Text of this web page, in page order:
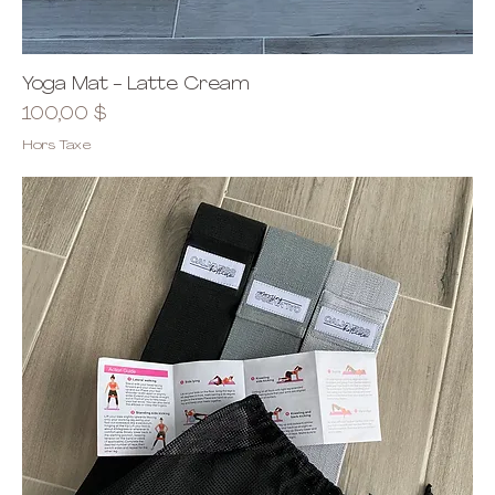
Yoga Mat - Latte Cream
Prix
100,00 $
Hors Taxe